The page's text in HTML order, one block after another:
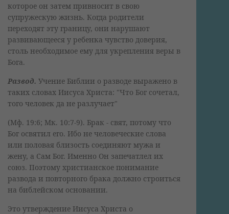
которое он затем привносит в свою
супружескую жизнь. Когда родители
переходят эту границу, они нарушают
развивающееся у ребенка чувство доверия,
столь необходимое ему для укрепления веры в
Бога.
Развод. Учение Библии о разводе выражено в
таких словах Иисуса Христа: "Что Бог сочетал,
того человек да не разлучает"
(Мф. 19:6; Мк. 10:7-9). Брак - свят, потому что
Бог освятил его. Ибо не человеческие слова
или половая близость соединяют мужа и
жену, а Сам Бог. Именно Он запечатлел их
союз. Поэтому христианское понимание
развода и повторного брака должно строиться
на библейском основании.
Это утверждение Иисуса Христа о